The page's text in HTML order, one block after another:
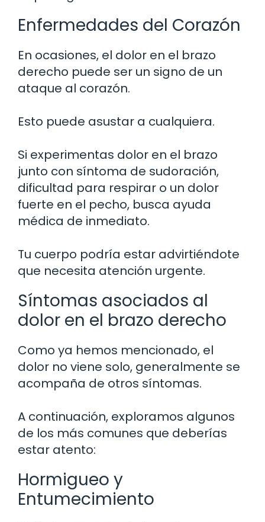
Enfermedades del Corazón
En ocasiones, el dolor en el brazo
derecho puede ser un signo de un
ataque al corazón.
Esto puede asustar a cualquiera.
Si experimentas dolor en el brazo
junto con síntoma de sudoración,
dificultad para respirar o un dolor
fuerte en el pecho, busca ayuda
médica de inmediato.
Tu cuerpo podría estar advirtiéndote
que necesita atención urgente.
Síntomas asociados al
dolor en el brazo derecho
Como ya hemos mencionado, el
dolor no viene solo, generalmente se
acompaña de otros síntomas.
A continuación, exploramos algunos
de los más comunes que deberías
estar atento:
Hormigueo y
Entumecimiento